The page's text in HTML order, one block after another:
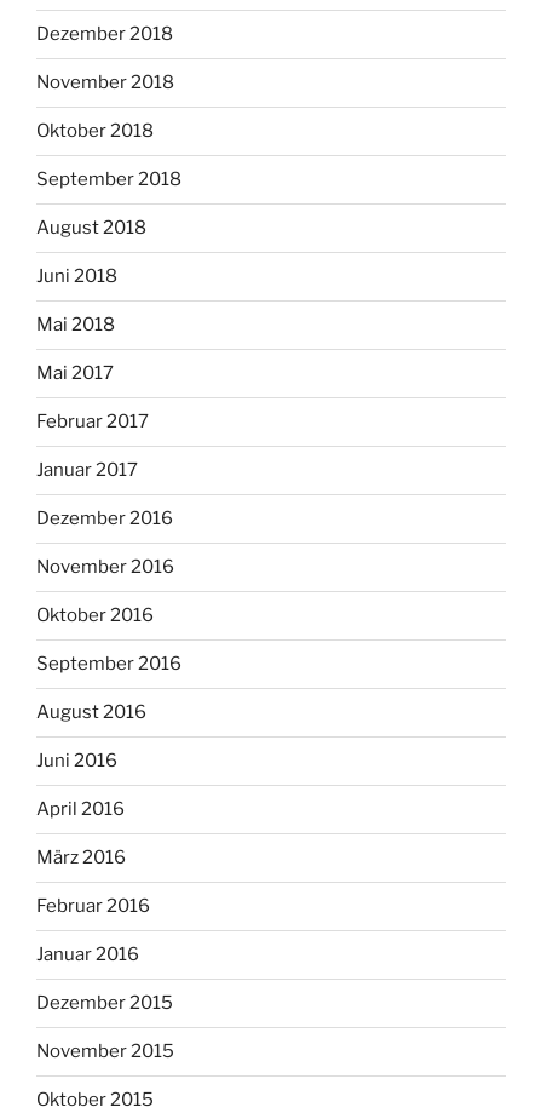
Dezember 2018
November 2018
Oktober 2018
September 2018
August 2018
Juni 2018
Mai 2018
Mai 2017
Februar 2017
Januar 2017
Dezember 2016
November 2016
Oktober 2016
September 2016
August 2016
Juni 2016
April 2016
März 2016
Februar 2016
Januar 2016
Dezember 2015
November 2015
Oktober 2015